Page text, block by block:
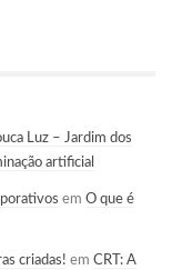
Luz – Jardim dos
artificial
em O que é
criadas! em CRT: A